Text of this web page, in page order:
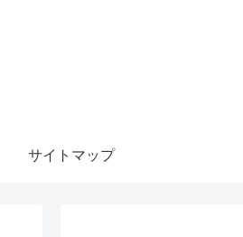
サイトマップ